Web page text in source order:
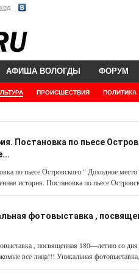
ПРОИСШЕСТВИЯ ПОЛИТИКА
АФИША ВОЛОГДЫ ФОРУМ
Постановка по пьесе
по пьесе Островского " Доходное место
история. Постановка по пьесе
фотовыставка ,
, посвященная 180—летию со
все лица!!! Уникальная